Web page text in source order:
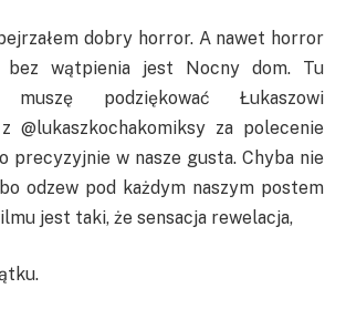
dobry horror. A nawet horror
bez wątpienia jest Nocny dom. Tu
podziękować Łukaszowi
@lukaszkochakomiksy za polecenie
precyzyjnie w nasze gusta. Chyba nie
odzew pod każdym naszym postem
jest taki, że sensacja rewelacja,